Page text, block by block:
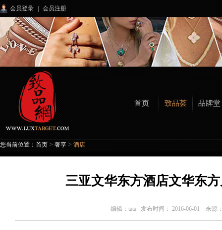
会员登录 会员注册
首页 致品荟 品牌堂
您当前位置： 首页 > 奢享 > 酒店
三亚文华东方酒店文华东
编辑： tata 发布时间： 2016-06-01 来源